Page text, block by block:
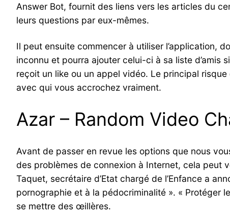
Answer Bot, fournit des liens vers les articles du
leurs questions par eux-mêmes.
Il peut ensuite commencer à utiliser l’application,
inconnu et pourra ajouter celui-ci à sa liste d’amis
reçoit un like ou un appel vidéo. Le principal
avec qui vous accrochez vraiment.
Azar – Random Video
Avant de passer en revue les options que nous
des problèmes de connexion à Internet, cela peut
Taquet, secrétaire d’Etat chargé de l’Enfance a
pornographie et à la pédocriminalité ». « Protéger
se mettre des œillères.